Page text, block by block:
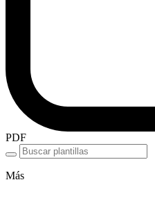
PDF
Más